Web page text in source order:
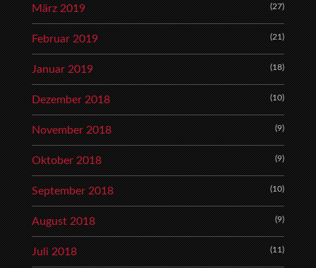
März 2019 (27)
Februar 2019 (21)
Januar 2019 (18)
Dezember 2018 (10)
November 2018 (9)
Oktober 2018 (9)
September 2018 (10)
August 2018 (9)
Juli 2018 (11)